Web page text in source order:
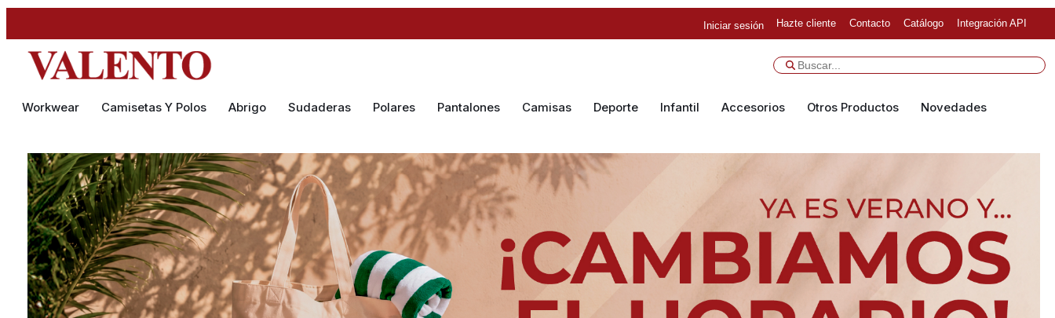
Iniciar sesión Hazte cliente Contacto Catálogo Integración API
Workwear Camisetas Y Polos Abrigo Sudaderas Polares Pantalones Camisas Deporte Infantil Accesorios Otros Productos Novedades